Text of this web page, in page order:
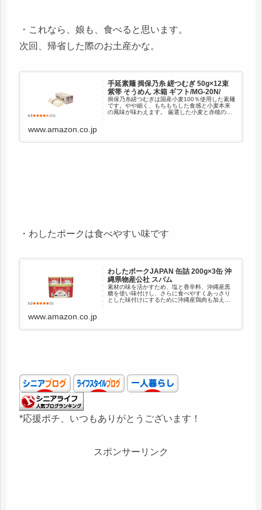
・これなら、娘も、食べると思います。
次回、帰省した際のお土産かな。
手延素麺 揖保乃糸 縒つむぎ 50g×12束
紫帯 そうめん 木箱 ギフト/MG-20N/
揖保乃糸縒つむぎは国産小麦100％使用した素麺
です。やや細く、もちもちした食感と小麦本来
の風味が味わえます。 厳選した小麦と赤穂の塩
www.amazon.co.jp
・わしたポークは食べやすい味です
わしたポークJAPAN 缶詰 200g×3缶 沖
縄県物産公社 スパム
素材の味を活かすため、塩と香辛料、沖縄産黒
糖を使い味付けし、さらに食べやすくあっさり
とした味付けにするために沖縄産鶏肉も加えま
www.amazon.co.jp
*応援ポチ、いつもありがとうございます！
スポンサーリンク